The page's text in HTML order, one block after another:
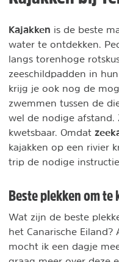
Kajakken is de beste
water te ontdekken.
langs torenhoge
zeeschildpadden in
krijg je ook nog de
zwemmen tussen de
wel de nodige afstand.
kwetsbaar. Omdat
kajakken op een rivier
trip de nodige
Beste plekken om te
Wat zijn de beste
het Canarische
mocht ik een dagje